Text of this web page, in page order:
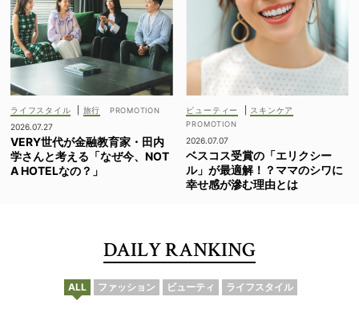
ライフスタイル
旅行
2026.07.27
VERY世代が金融教育家・田内
学さんと考える「なぜ今、NOT
A HOTELなの？」
ビューティー スキンケア
2026.07.07
ベスコス受賞の「エリクシー
ル」が最適解！？ママのシワに
幸せ感が滲む理由とは
DAILY RANKING
ALL ファッション ビューティ ライフスタイル